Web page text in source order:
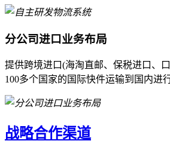
分公司进口业务布局
提供跨境进口(海淘直邮、保税进口、
100多个国家的国际快件运输到国内进
战略合作渠道